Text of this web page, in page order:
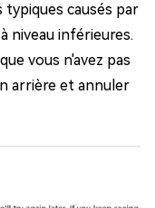
typiques causés par
niveau inférieures.
vous n'avez pas
arrière et annuler